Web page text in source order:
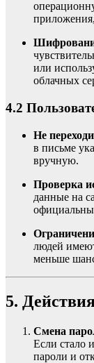
или
облачных
4.2
Не
в письме
вручную.
Проверка
данные на
людей
меньше
5.
Смена
Если стало
пароли и